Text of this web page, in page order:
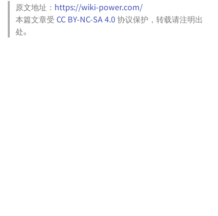
原文地址： https://wiki-power.com/
本篇文章受 CC BY-NC-SA 4.0 协议保护，转载请注明出
处。